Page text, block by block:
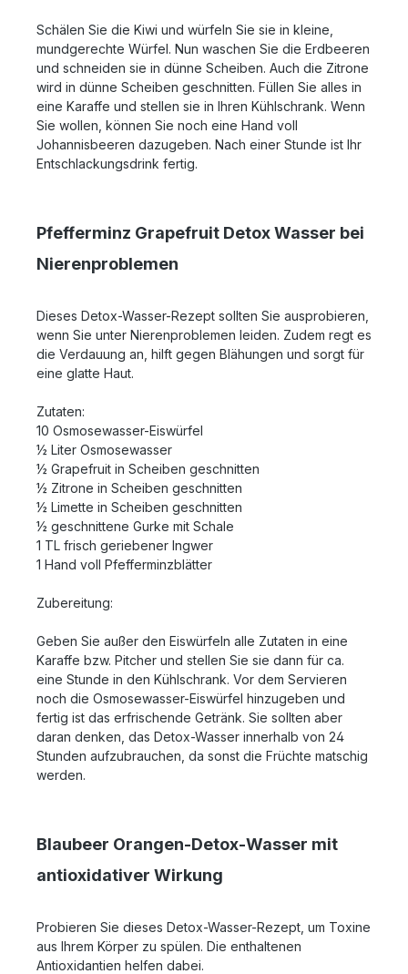
Schälen Sie die Kiwi und würfeln Sie sie in kleine,
mundgerechte Würfel. Nun waschen Sie die Erdbeeren
und schneiden sie in dünne Scheiben. Auch die Zitrone
wird in dünne Scheiben geschnitten. Füllen Sie alles in
eine Karaffe und stellen sie in Ihren Kühlschrank. Wenn
Sie wollen, können Sie noch eine Hand voll
Johannisbeeren dazugeben. Nach einer Stunde ist Ihr
Entschlackungsdrink fertig.
Pfefferminz Grapefruit Detox Wasser bei
Nierenproblemen
Dieses Detox-Wasser-Rezept sollten Sie ausprobieren,
wenn Sie unter Nierenproblemen leiden. Zudem regt es
die Verdauung an, hilft gegen Blähungen und sorgt für
eine glatte Haut.
Zutaten:
10 Osmosewasser-Eiswürfel
½ Liter Osmosewasser
½ Grapefruit in Scheiben geschnitten
½ Zitrone in Scheiben geschnitten
½ Limette in Scheiben geschnitten
½ geschnittene Gurke mit Schale
1 TL frisch geriebener Ingwer
1 Hand voll Pfefferminzblätter
Zubereitung:
Geben Sie außer den Eiswürfeln alle Zutaten in eine
Karaffe bzw. Pitcher und stellen Sie sie dann für ca.
eine Stunde in den Kühlschrank. Vor dem Servieren
noch die Osmosewasser-Eiswürfel hinzugeben und
fertig ist das erfrischende Getränk. Sie sollten aber
daran denken, das Detox-Wasser innerhalb von 24
Stunden aufzubrauchen, da sonst die Früchte matschig
werden.
Blaubeer Orangen-Detox-Wasser mit
antioxidativer Wirkung
Probieren Sie dieses Detox-Wasser-Rezept, um Toxine
aus Ihrem Körper zu spülen. Die enthaltenen
Antioxidantien helfen dabei.